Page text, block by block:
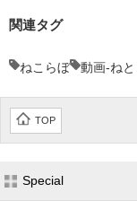
関連タグ
ねこらぼ 動画-ね
TOP
Special